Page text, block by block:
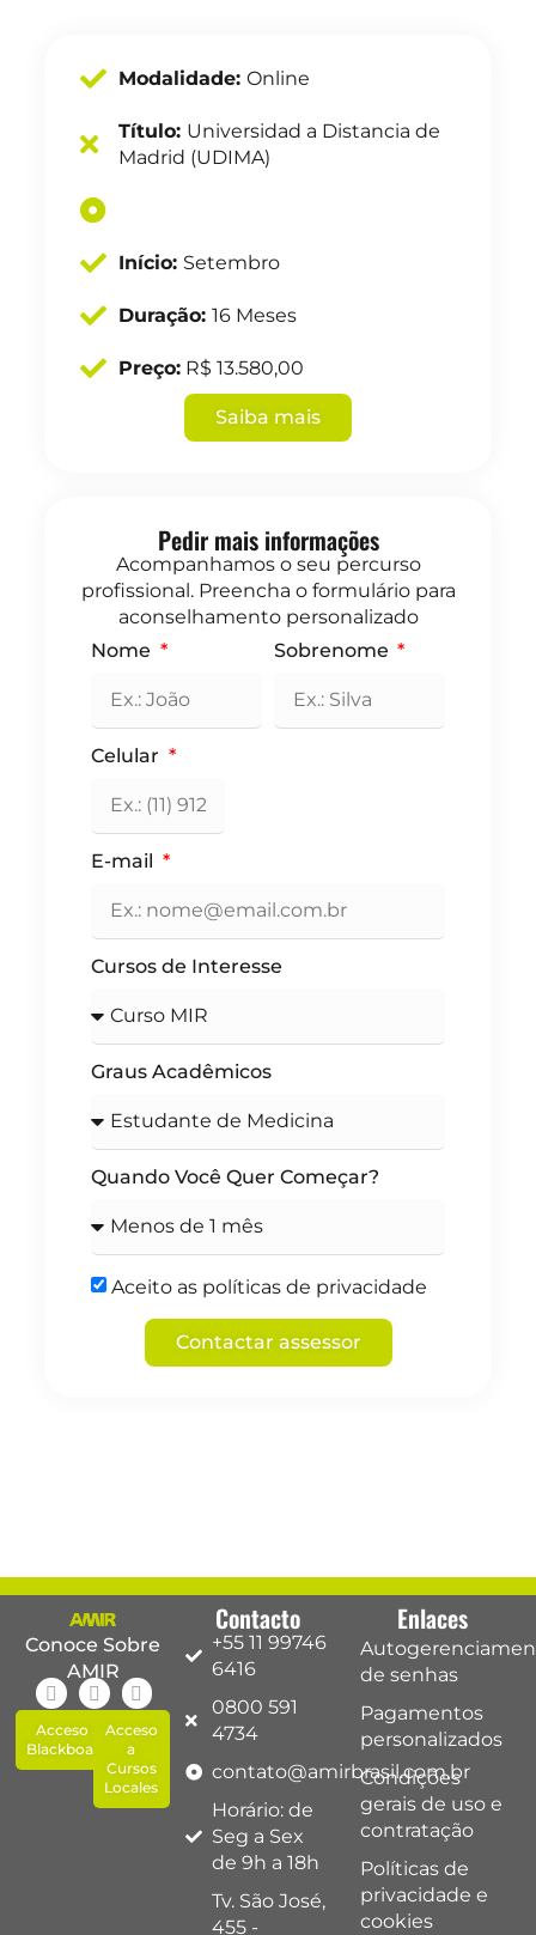
Modalidade:Online
Título: Universidad a Distancia de
Madrid (UDIMA)
Início: Setembro
Duração:16 Meses
Preço: R$ 13.580,00
Saiba mais
Pedir mais informações
Acompanhamos o seu percurso
profissional. Preencha o formulário para
aconselhamento personalizado
Nome
Sobrenome
Celular
E-mail
Cursos de Interesse
Graus Acadêmicos
Quando Você Quer Começar?
Aceito as políticas de privacidade
Contactar assessor
Conoce Sobre
AMIR
Acceso a
Blackboard
Acceso
a
Cursos
Locales
Contacto
+55 11 99746
6416
0800 591
4734
contato@amirbrasil.com.br
Horário: de
Seg a Sex
de 9h a 18h
Tv. São José,
455 -
Enlaces
de senhas
Pagamentos
personalizados
Condições
gerais de uso e
contratação
Políticas de
privacidade e
cookies